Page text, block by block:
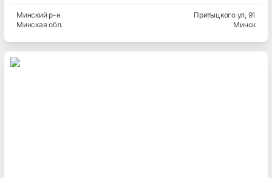
Минскийр-н
Минская обл.
Притыцкого ул, 91
Минск